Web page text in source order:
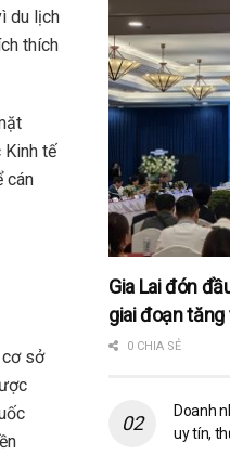
du lịch
thích
tế
cán
sở
Gia Lai đón
giai đoạn
0 CHIA SẺ
Doanh
uy tín,